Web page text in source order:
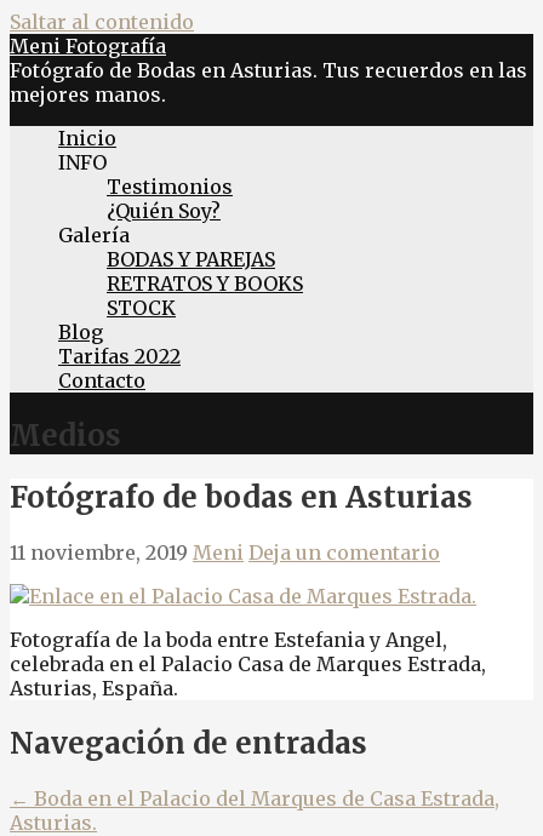
Saltar al contenido
Meni Fotografía
Fotógrafo de Bodas en Asturias. Tus recuerdos en las
mejores manos.
Inicio
INFO
Testimonios
¿Quién Soy?
Galería
BODAS Y PAREJAS
RETRATOS Y BOOKS
STOCK
Blog
Tarifas 2022
Contacto
Medios
Fotógrafo de bodas en Asturias
11 noviembre, 2019 Meni Deja un comentario
Fotografía de la boda entre Estefania y Angel,
celebrada en el Palacio Casa de Marques Estrada,
Asturias, España.
Navegación de entradas
← Boda en el Palacio del Marques de Casa Estrada,
Asturias.